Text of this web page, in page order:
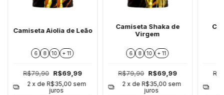
Camiseta Aiolia de Leão
6 8 10 + 11
R$79,90 R$69,99
2 x de R$35,00 sem
juros
Camiseta Shaka de
Virgem
6 8 10 + 11
R$79,90 R$69,99
2 x de R$35,00 sem
juros